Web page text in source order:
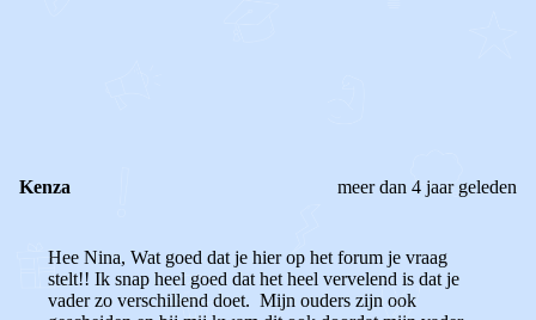
Kenza meer dan 4 jaar geleden
Hee Nina, Wat goed dat je hier op het forum je vraag
stelt!! Ik snap heel goed dat het heel vervelend is dat je
vader zo verschillend doet. Mijn ouders zijn ook